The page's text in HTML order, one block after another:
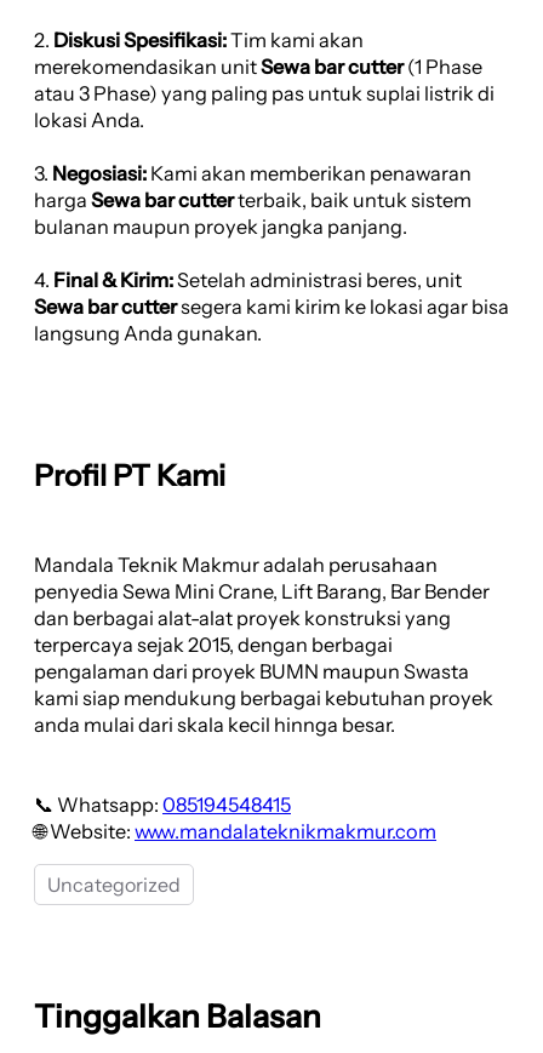
2. Diskusi Spesifikasi:Tim kami akan
merekomendasikan unitSewa bar cutter(1 Phase
atau 3 Phase) yang paling pas untuk suplai listrik di
lokasi Anda.
3. Negosiasi: Kami akan memberikan penawaran
harga Sewa bar cutterterbaik, baik untuk sistem
bulanan maupun proyek jangka panjang.
4. Final & Kirim:Setelah administrasi beres, unit
Sewa bar cuttersegera kami kirim ke lokasi agar bisa
langsung Anda gunakan.
Profil PT Kami
Mandala Teknik Makmur adalah perusahaan
penyedia Sewa Mini Crane, Lift Barang, Bar Bender
dan berbagai alat-alat proyek konstruksi yang
terpercaya sejak 2015, dengan berbagai
pengalaman dari proyek BUMN maupun Swasta
kami siap mendukung berbagai kebutuhan proyek
anda mulai dari skala kecil hinnga besar.
📞 Whatsapp: 085194548415
🌐 Website: www.mandalateknikmakmur.com
Uncategorized
Tinggalkan Balasan